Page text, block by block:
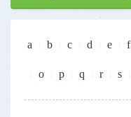
a b c d e f
o p q r s